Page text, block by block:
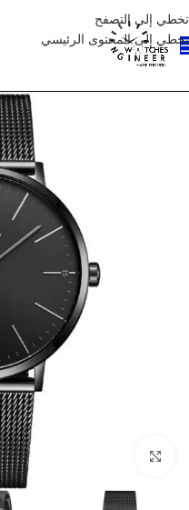
تخطي إلى التصفح
تخطي إلى المحتوى الرئيسي